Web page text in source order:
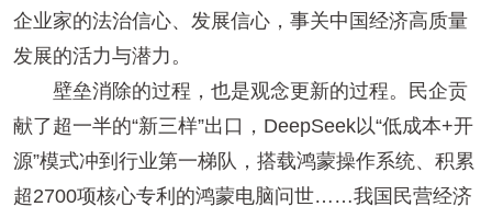
企业家的法治信心、发展信心，事关中国经济高质量
发展的活力与潜力。
壁垒消除的过程，也是观念更新的过程。民企贡
献了超一半的“新三样”出口，DeepSeek以“低成本+开
源”模式冲到行业第一梯队，搭载鸿蒙操作系统、积累
超2700项核心专利的鸿蒙电脑问世……我国民营经济